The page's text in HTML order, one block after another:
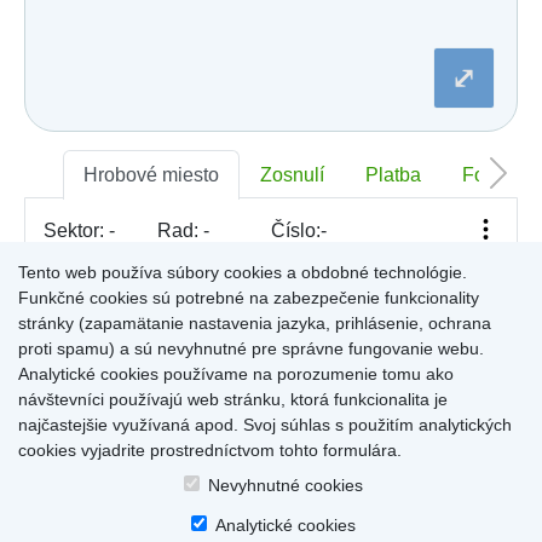
Dolný Lopašov
Dolný Ohaj
Dubnica nad Váhom
Dulov
Dulova Ves
Dunajská Lužná
Gelnica
Gemerská Hôrka
Gemerská Ves
Hájske
Halič
Hlboké
⤢
Hrobové miesto Zosnulí Platba Foto
Sektor: - Rad: - Číslo:-
Pre zobrazenie informácií kliknite na hrobové miesto na
mape, alebo kliknite na priezvisko a meno zosnulého vo
Výsledky (rozšíreného) vyhľadávania.
Produkty a služby |Citáty|O cintorínoch|
Tento web používa súbory cookies a obdobné technológie.
Funkčné cookies sú potrebné na zabezpečenie funkcionality
stránky (zapamätanie nastavenia jazyka, prihlásenie, ochrana
proti spamu) a sú nevyhnutné pre správne fungovanie webu.
Analytické cookies používame na porozumenie tomu ako
návštevníci používajú web stránku, ktorá funkcionalita je
najčastejšie využívaná apod. Svoj súhlas s použitím analytických
cookies vyjadrite prostredníctvom tohto formulára.
Nevyhnutné cookies
Analytické cookies